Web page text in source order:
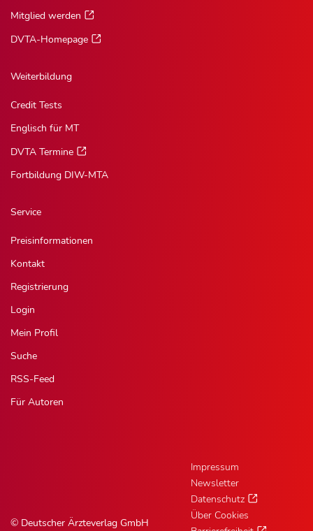
Mitglied werden
DVTA-Homepage
Weiterbildung
Credit Tests
Englisch für MT
DVTA Termine
Fortbildung DIW-MTA
Service
Preisinformationen
Kontakt
Registrierung
Login
Mein Profil
Suche
RSS-Feed
Für Autoren
© Deutscher Ärzteverlag GmbH
Impressum
Newsletter
Datenschutz
Über Cookies